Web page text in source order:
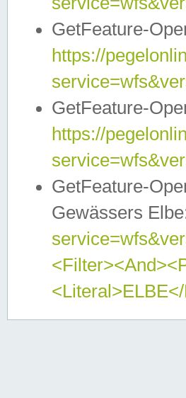
GetFeature-
https://
GetFeature-
https://
GetFeature-
Gewässers